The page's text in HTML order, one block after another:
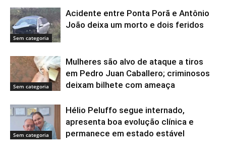
Sem categoria
Acidente entre Ponta Porã e Antônio
João deixa um morto e dois feridos
Sem categoria
Mulheres são alvo de ataque a tiros
em Pedro Juan Caballero; criminosos
deixam bilhete com ameaça
Sem categoria
Hélio Peluffo segue internado,
apresenta boa evolução clínica e
permanece em estado estável